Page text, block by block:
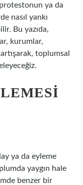
ya da
nasıl yankı
Bu yazıda,
kurumlar,
toplumsal
ya da eyleme
yaygın hale
benzer bir